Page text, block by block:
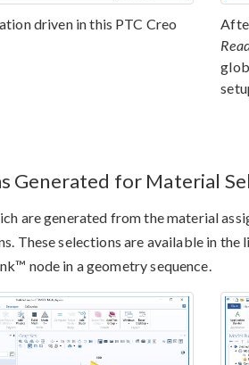
driven in this PTC Creo
Generated for Material
are generated from the material
These selections are available in
node in a geometry sequence.